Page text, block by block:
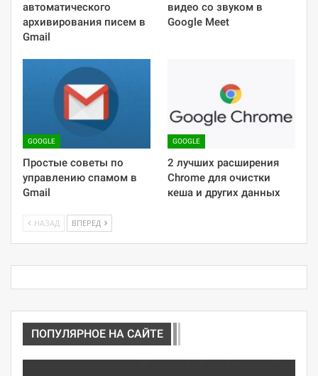
автоматического
архивирования писем в
Gmail
видео со звуком в
Google Meet
GOOGLE
Простые советы по
управлению спамом в
Gmail
GOOGLE
2 лучших расширения
Chrome для очистки
кеша и других данных
НАЗАД ВПЕРЕД
ПОПУЛЯРНОЕ НА САЙТЕ